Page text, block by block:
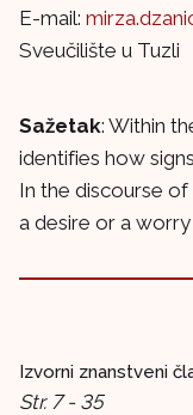
E-mail:
Sveučilište u Tuzli
Sažetak: Within
identifies how
In the discourse of
a desire or a
Izvorni znanstveni
Str. 7 - 35